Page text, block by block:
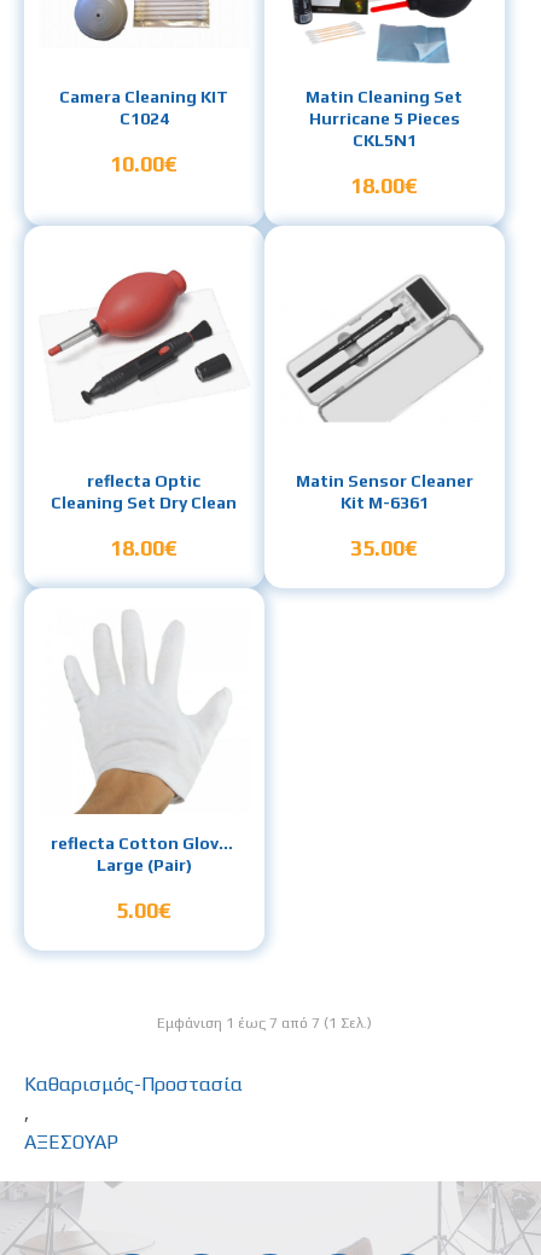
Camera Cleaning KIT
C1024
10.00€
Matin Cleaning Set
Hurricane 5 Pieces
CKL5N1
18.00€
reflecta Optic
Cleaning Set Dry Clean
18.00€
Matin Sensor Cleaner
Kit M-6361
35.00€
reflecta Cotton Gloves
Large (Pair)
5.00€
Εμφάνιση 1 έως 7 από 7 (1 Σελ.)
Καθαρισμός-Προστασία
,
ΑΞΕΣΟΥΑΡ